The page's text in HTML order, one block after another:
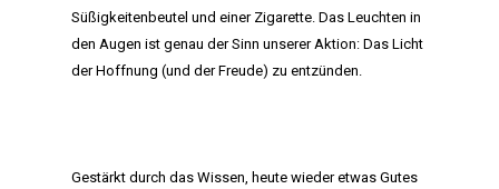
Süßigkeitenbeutel und einer Zigarette. Das Leuchten in
den Augen ist genau der Sinn unserer Aktion: Das Licht
der Hoffnung (und der Freude) zu entzünden.
Gestärkt durch das Wissen, heute wieder etwas Gutes